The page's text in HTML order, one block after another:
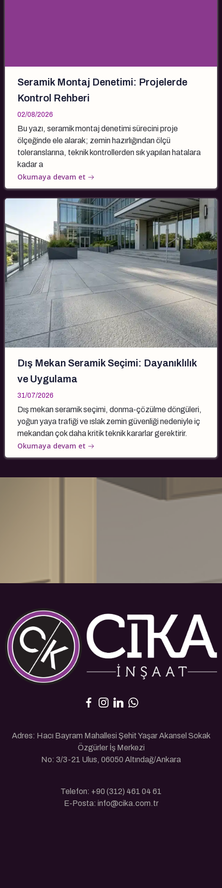
Seramik Montaj Denetimi: Projelerde
Kontrol Rehberi
02/08/2026
Bu yazı, seramik montaj denetimi sürecini proje
ölçeğinde ele alarak; zemin hazırlığından ölçü
toleranslarına, teknik kontrollerden sık yapılan hatalara
kadar a
Okumaya devam et
Dış Mekan Seramik Seçimi: Dayanıklılık
ve Uygulama
31/07/2026
Dış mekan seramik seçimi, donma-çözülme döngüleri,
yoğun yaya trafiği ve ıslak zemin güvenliği nedeniyle iç
mekandan çok daha kritik teknik kararlar gerektirir.
Okumaya devam et
Adres: Hacı Bayram Mahallesi Şehit Yaşar Akansel Sokak
Özgürler İş Merkezi
No: 3/3-21 Ulus, 06050 Altındağ/Ankara
Telefon: +90 (312) 461 04 61
E-Posta: info@cika.com.tr